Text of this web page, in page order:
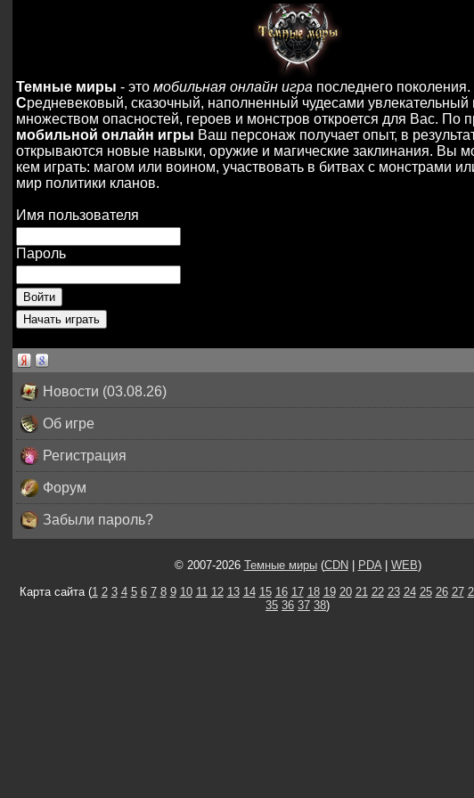
Темные миры - это мобильная онлайн игра последнего поколения.
Средневековый, сказочный, наполненный чудесами увлекательный
множеством опасностей, героев и монстров откроется для Вас. По
мобильной онлайн игры Ваш персонаж получает опыт, в
открываются новые навыки, оружие и магические заклинания. Вы
кем играть: магом или воином, участвовать в битвах с монстрами
мир политики кланов.
Имя пользователя
Пароль
Новости (03.08.26)
Об игре
Регистрация
Форум
Забыли пароль?
© 2007-2026 Темные миры(CDN| PDA| WEB)
Карта сайта (1 2 3 4 5 6 7 8 9 10 11 12 13 14 15 16 17 18 19 20 21 22 23 24 25 26 27
35 36 37 38)